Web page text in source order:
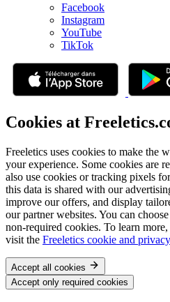
Facebook
Instagram
YouTube
TikTok
Cookies at
Freeletics uses cookies to make the
your experience. Some cookies are
also use cookies or tracking pixels
this data is shared with our
improve our offers, and display
our partner websites. You can
non-required cookies. To learn
visit the Freeletics cookie and
Accept all cookies
Accept only required cookies